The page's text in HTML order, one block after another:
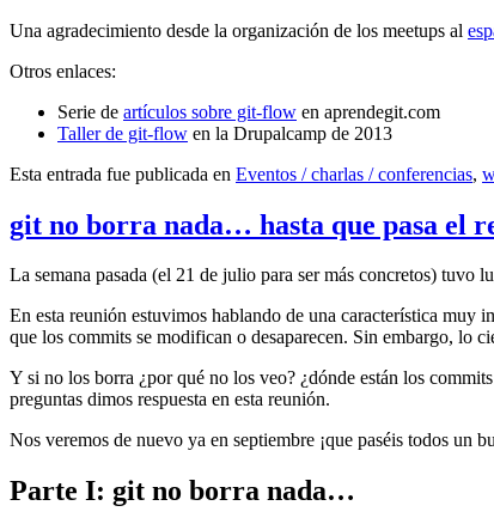
Una agradecimiento desde la organización de los meetups al
Otros enlaces:
Serie de artículos sobre git-flow en aprendegit.com
Taller de git-flow en la Drupalcamp de 2013
Esta entrada fue publicada en Eventos / charlas / conferencias,
git no borra nada… hasta que pasa el
La semana pasada (el 21 de julio para ser más concretos) tuvo
En esta reunión estuvimos hablando de una característica muy
que los commits se modifican o desaparecen. Sin embargo, lo
Y si no los borra ¿por qué no los veo? ¿dónde están los
preguntas dimos respuesta en esta reunión.
Nos veremos de nuevo ya en septiembre ¡que paséis todos un
Parte I: git no borra nada…